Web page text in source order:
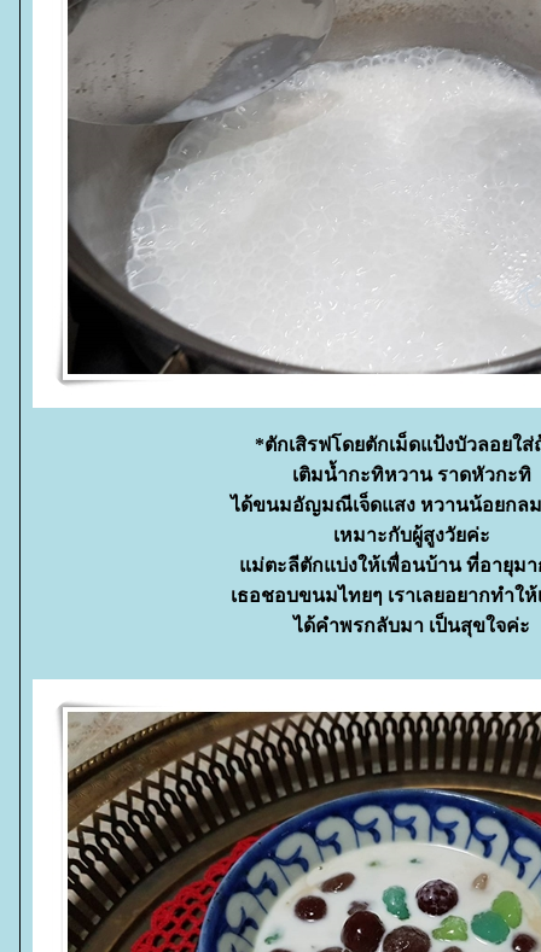
*ตักเสิรฟโดยตักเม็ดแป้งบัวลอยใ
เติมน้ำกะทิหวาน ราดหัวกะทิ
ได้ขนมอัญมณีเจ็ดแสง หวานน้อยกล
เหมาะกับผู้สูงวัยค่ะ
ม่ตะลีตักแบ่งให้เพื่อนบ้าน ที่อายุมา
เธอชอบขนมไทยๆ เราเลยอยากทำใ
ได้คำพรกลับมา เป็นสุขใจค่ะ